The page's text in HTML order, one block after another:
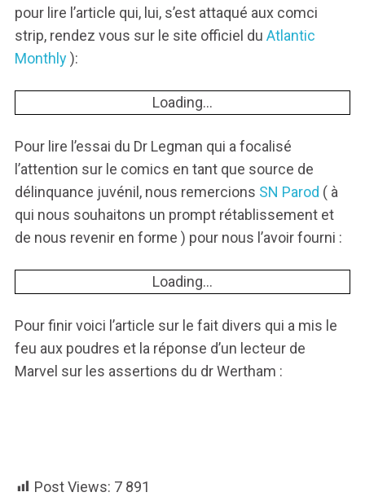
pour lire l’article qui, lui, s’est attaqué aux comci
strip, rendez vous sur le site officiel du Atlantic
Monthly):
Loading...
Pour lire l’essai du Dr Legman qui a focalisé
l’attention sur le comics en tant que source de
délinquance juvénil, nous remercions SN Parod ( à
qui nous souhaitons un prompt rétablissement et
de nous revenir en forme ) pour nous l’avoir fourni :
Loading...
Pour finir voici l’article sur le fait divers qui a mis le
feu aux poudres et la réponse d’un lecteur de
Marvel sur les assertions du dr Wertham :
Post Views: 7 891